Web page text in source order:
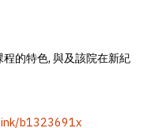
的特色, 與及該院在新紀
b1323691x